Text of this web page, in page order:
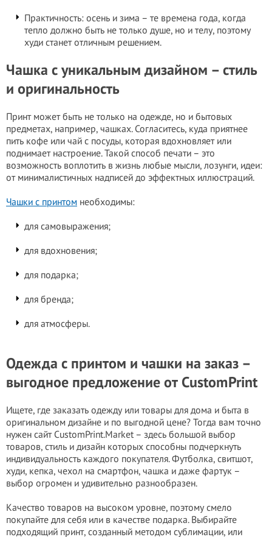
Практичность: осень и зима – те времена года, когда
тепло должно быть не только душе, но и телу, поэтому
худи станет отличным решением.
Чашка с уникальным дизайном – стиль
и оригинальность
Принт может быть не только на одежде, но и бытовых
предметах, например, чашках. Согласитесь, куда приятнее
пить кофе или чай с посуды, которая вдохновляет или
поднимает настроение. Такой способ печати – это
возможность воплотить в жизнь любые мысли, лозунги, идеи:
от минималистичных надписей до эффектных иллюстраций.
Чашки с принтом необходимы:
для самовыражения;
для вдохновения;
для подарка;
для бренда;
для атмосферы.
Одежда с принтом и чашки на заказ –
выгодное предложение от CustomPrint
Ищете, где заказать одежду или товары для дома и быта в
оригинальном дизайне и по выгодной цене? Тогда вам точно
нужен сайт CustomPrint.Market – здесь большой выбор
товаров, стиль и дизайн которых способны подчеркнуть
индивидуальность каждого покупателя. Футболка, свитшот,
худи, кепка, чехол на смартфон, чашка и даже фартук –
выбор огромен и удивительно разнообразен.
Качество товаров на высоком уровне, поэтому смело
покупайте для себя или в качестве подарка. Выбирайте
подходящий принт, созданный методом сублимации, или